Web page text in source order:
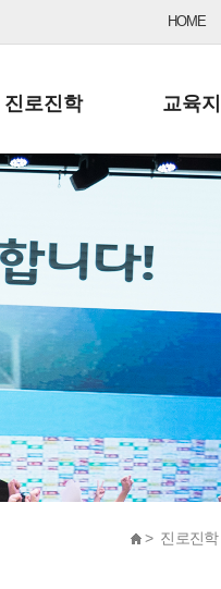
HOME
진로진학
공지사항 및 입시자료
드림레터
교육
행정실
학교운영
학교건축
> 진로진학